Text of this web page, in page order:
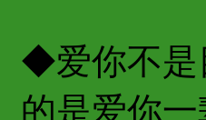
◆爱你不是
的是爱你一